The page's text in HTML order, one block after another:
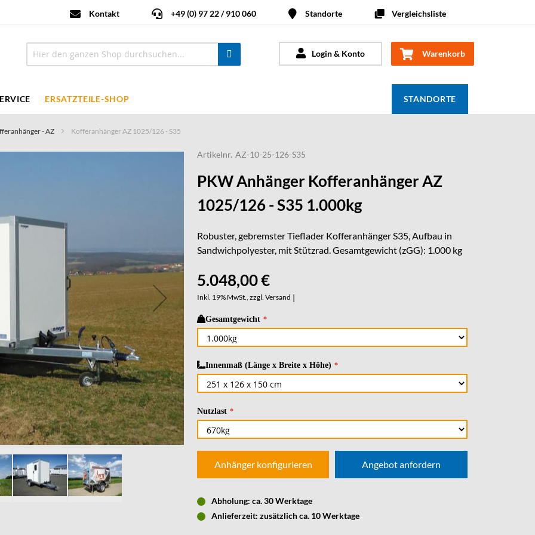
Kontakt +49 (0) 97 22 / 910 060 Standorte Vergleichsliste
Warenkorb
Login & Konto
ERSATZTEILE-SHOP STANDORTE
- AZ Kofferanhänger AZ 1025/126 - S35
Artikelnr. AZ-10-25-126-S35
PKW Anhänger Kofferanhänger AZ
1025/126 - S35 1.000kg
Robuster, gebremster Tieflader Kofferanhänger S35, Aufbau in
Sandwichpolyester, mit Stützrad. Gesamtgewicht (zGG): 1.000 kg
5.048,00 €
Inkl. 19% MwSt., zzgl.Versand |
Gesamtgewicht
Innenmaß (Länge x Breite x Höhe)
Nutzlast
Anhänger konfigurieren Angebot anfordern
Abholung: ca. 30 Werktage
Anlieferzeit: zusätzlich ca. 10 Werktage